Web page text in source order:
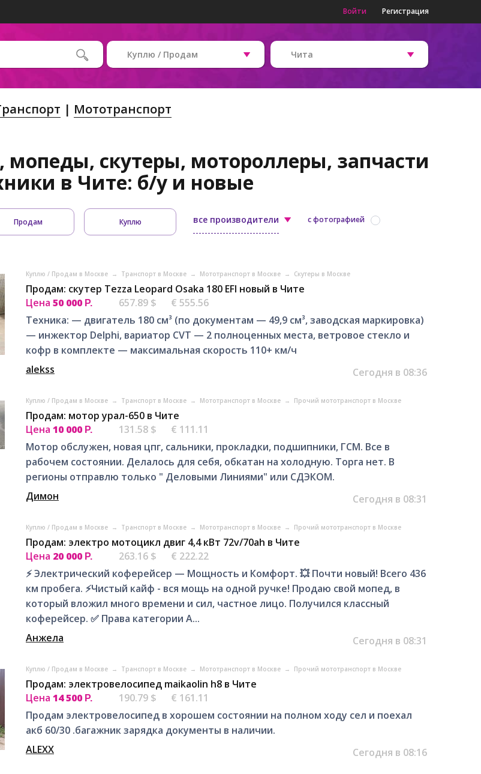
Войти Регистрация
Куплю / Продам Чита
Мототранспорт
скутеры, мотороллеры, запчасти
в Чите: б/у и новые
Продам Куплю все производители с фотографией
Куплю / Продам в Москве → Транспорт в Москве → Мототранспорт в Москве → Скутеры в Москве
Продам: скутер Tezza Leopard Osaka 180 EFI новый в Чите
Цена 50 000 Р. 657.89 $
€ 555.56
Техника: — двигатель 180 см³ (по документам — 49,9 см³, заводская маркировка)
— инжектор Delphi, вариатор CVT — 2 полноценных места, ветровое стекло и
кофр в комплекте — максимальная скорость 110+ км/ч
alekss
Сегодня в 08:36
Куплю / Продам в Москве → Транспорт в Москве → Мототранспорт в Москве → Прочий мототранспорт в Москве
Продам: мотор урал-650 в Чите
Цена 10 000 Р. 131.58 $
€ 111.11
Мотор обслужен, новая цпг, сальники, прокладки, подшипники, ГСМ. Все в
рабочем состоянии. Делалось для себя, обкатан на холодную. Торга нет. В
регионы отправлю только " Деловыми Линиями" или СДЭКОМ.
Димон
Сегодня в 08:31
Куплю / Продам в Москве → Транспорт в Москве → Мототранспорт в Москве → Прочий мототранспорт в Москве
Продам: электро мотоцикл двиг 4,4 кВт 72v/70ah в Чите
Цена 20 000 Р. 263.16 $
€ 222.22
⚡ Электрический коферейсер — Мощность и Комфорт. 💥 Почти новый! Всего 436
км пробега. ⚡Чистый кайф - вся мощь на одной ручке! Продаю свой мопед, в
который вложил много времени и сил, частное лицо. Получился классный
коферейсер. ✅ Права категории А...
Aнжела
Сегодня в 08:31
Куплю / Продам в Москве → Транспорт в Москве → Мототранспорт в Москве → Прочий мототранспорт в Москве
Продам: электровелосипед maikaolin h8 в Чите
Цена 14 500 Р. 190.79 $
€ 161.11
Продам электровелосипед в хорошем состоянии на полном ходу сел и поехал
акб 60/30 .багажник зарядка документы в наличии.
ALEXX
Сегодня в 08:16